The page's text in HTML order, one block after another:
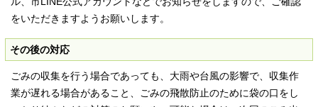
をいただきますようお願いします。
その後の対応
ごみの収集を行う場合であっても、大雨や台風の影響で、収集作
業が遅れる場合があること、ごみの飛散防止のために袋の口をし